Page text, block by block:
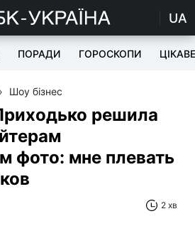
UA
ПОРАДИ ГОРОСКОПИ ЦІКАВЕ
Шоу бізнес
решила
фото: мне плевать
2 хв